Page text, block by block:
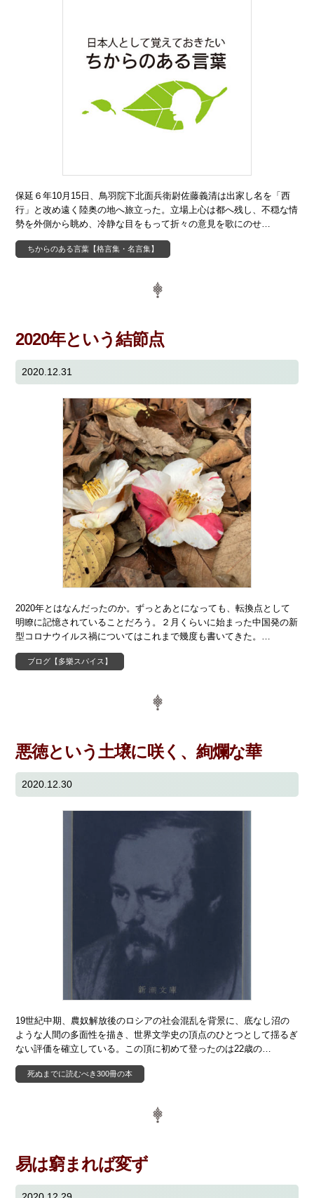
保延６年10月15日、鳥羽院下北面兵衛尉佐藤義清は出家し名を「西
行」と改め遠く陸奥の地へ旅立った。立場上心は都へ残し、不穏な情
勢を外側から眺め、冷静な目をもって折々の意見を歌にのせ…
ちからのある言葉【格言集・名言集】
2020年という結節点
2020.12.31
2020年とはなんだったのか。ずっとあとになっても、転換点として
明瞭に記憶されていることだろう。２月くらいに始まった中国発の新
型コロナウイルス禍についてはこれまで幾度も書いてきた。…
ブログ【多樂スパイス】
悪徳という土壌に咲く、絢爛な華
2020.12.30
19世紀中期、農奴解放後のロシアの社会混乱を背景に、底なし沼の
ような人間の多面性を描き、世界文学史の頂点のひとつとして揺るぎ
ない評価を確立している。この頂に初めて登ったのは22歳の…
死ぬまでに読むべき300冊の本
易は窮まれば変ず